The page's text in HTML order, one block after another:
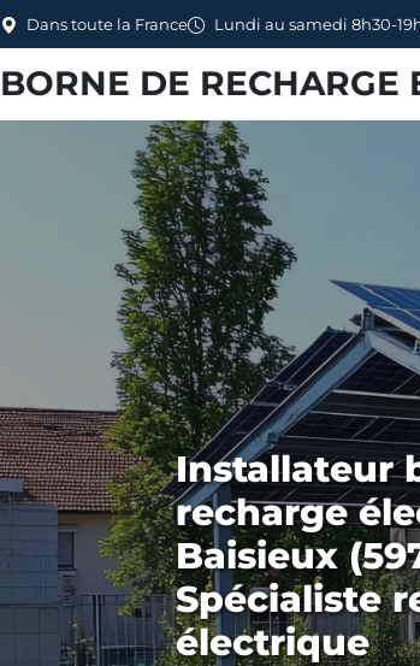
Dans toute la France Lundi au samedi 8h30-
BORNE DE RECHARGE
Installateur
recharge
Baisieux
Spécialiste
électrique